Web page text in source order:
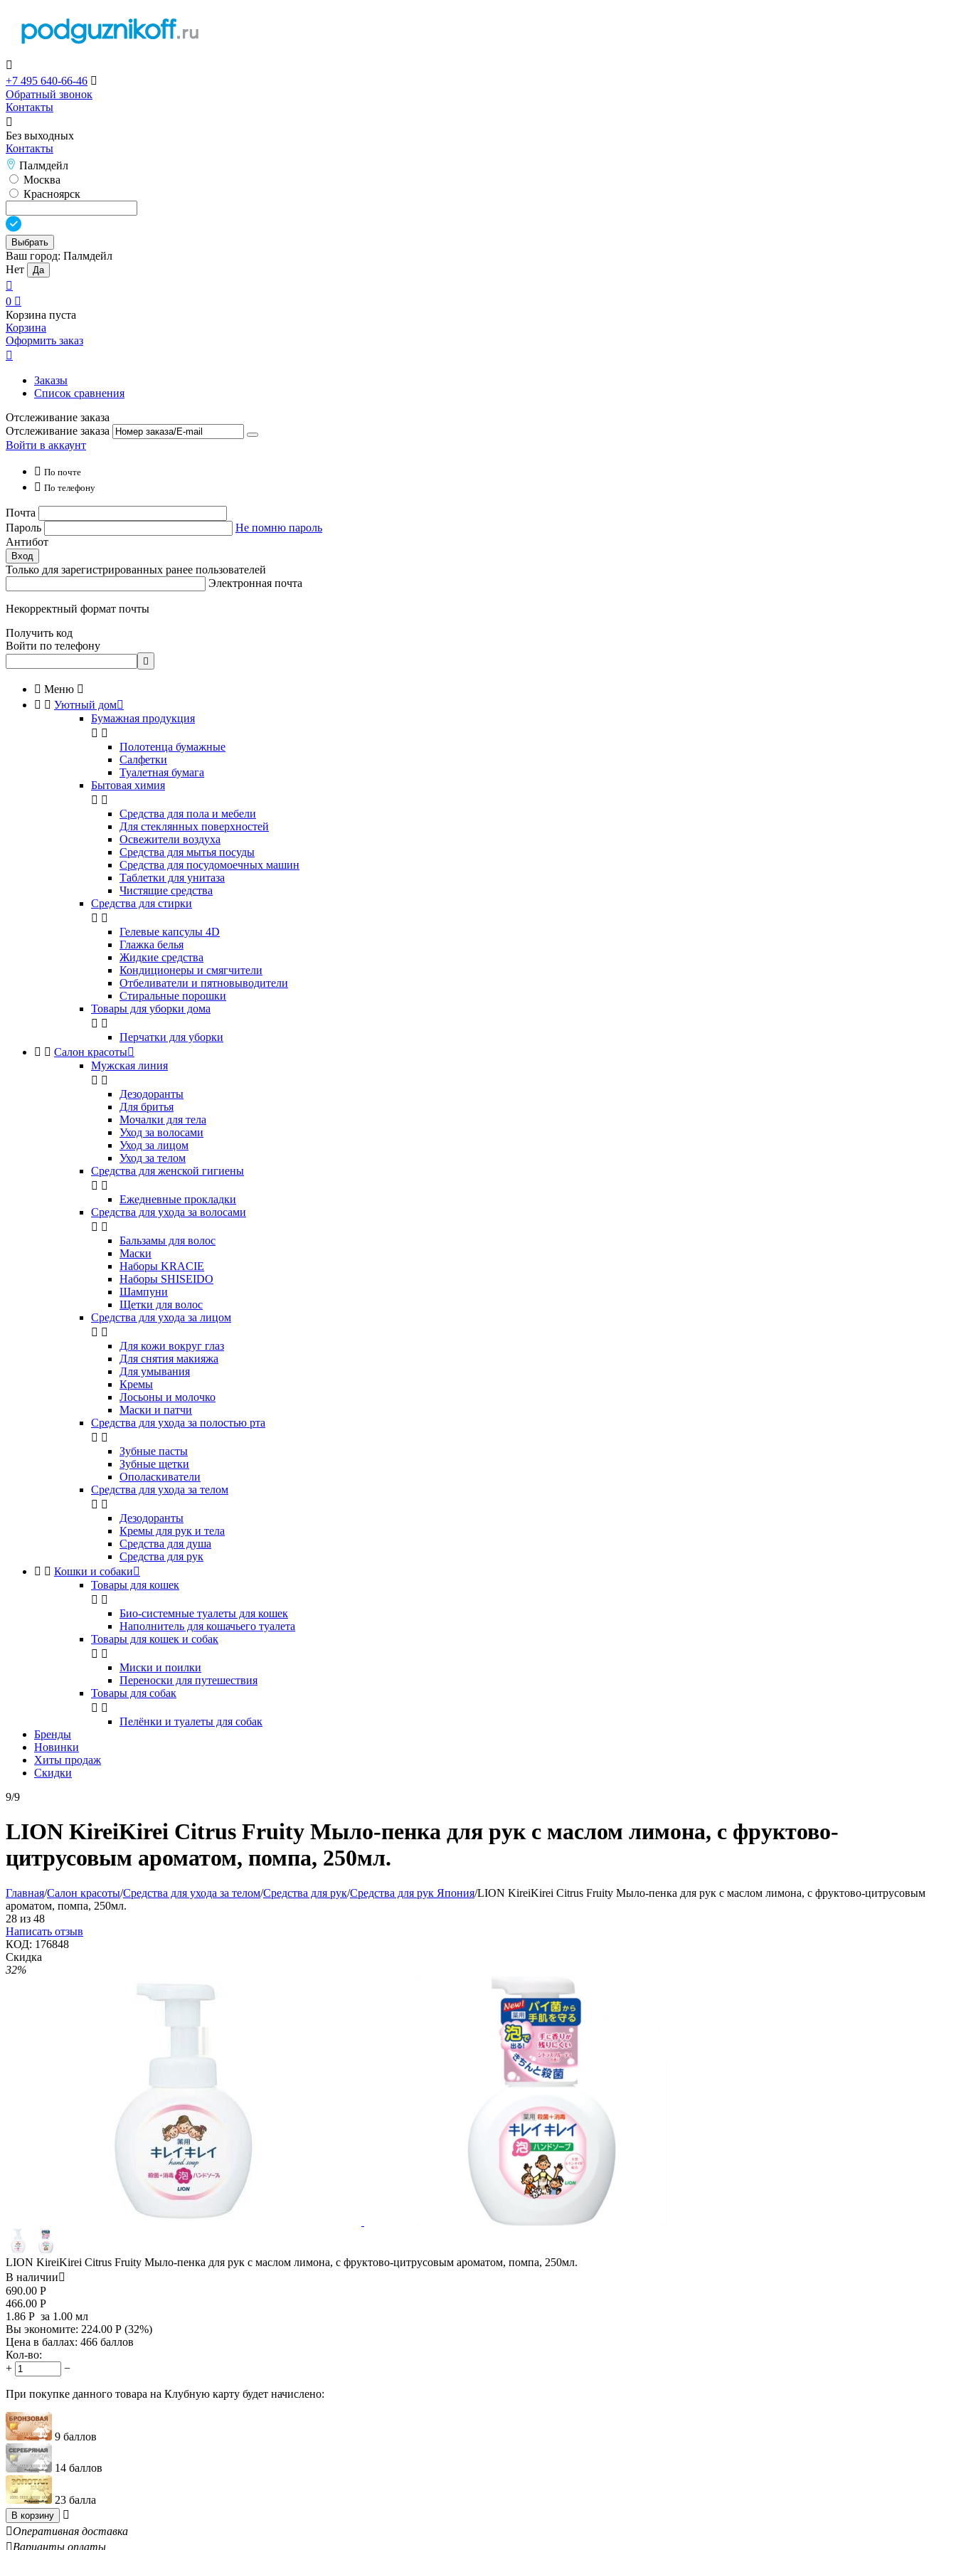

+7 495 640-66-46 
Обратный звонок
Контакты

Без выходных
Контакты
Палмдейл
Москва
Красноярск
Выбрать
Ваш город: Палмдейл
Нет
Да

0 
Корзина пуста
Корзина
Оформить заказ

Заказы
Список сравнения
Отслеживание заказа
Отслеживание заказа
Войти в аккаунт
 По почте
 По телефону
Почта
Пароль
Не помню пароль
Антибот
Вход
Только для зарегистрированных ранее пользователей
Электронная почта
Некорректный формат почты
Получить код
Войти по телефону

 Меню 
  Уютный дом
Бумажная продукция
 
Полотенца бумажные
Салфетки
Туалетная бумага
Бытовая химия
 
Cредства для пола и мебели
Для стеклянных поверхностей
Освежители воздуха
Средства для мытья посуды
Средства для посудомоечных машин
Таблетки для унитаза
Чистящие средства
Средства для стирки
 
Гелевые капсулы 4D
Глажка белья
Жидкие средства
Кондиционеры и смягчители
Отбеливатели и пятновыводители
Стиральные порошки
Товары для уборки дома
 
Перчатки для уборки
  Салон красоты
Мужская линия
 
Дезодоранты
Для бритья
Мочалки для тела
Уход за волосами
Уход за лицом
Уход за телом
Средства для женской гигиены
 
Ежедневные прокладки
Средства для ухода за волосами
 
Бальзамы для волос
Маски
Наборы KRACIE
Наборы SHISEIDO
Шампуни
Щетки для волос
Средства для ухода за лицом
 
Для кожи вокруг глаз
Для снятия макияжа
Для умывания
Кремы
Лосьоны и молочко
Маски и патчи
Средства для ухода за полостью рта
 
Зубные пасты
Зубные щетки
Ополаскиватели
Средства для ухода за телом
 
Дезодоранты
Кремы для рук и тела
Средства для душа
Средства для рук
  Кошки и собаки
Товары для кошек
 
Био-системные туалеты для кошек
Наполнитель для кошачьего туалета
Товары для кошек и собак
 
Миски и поилки
Переноски для путешествия
Товары для собак
 
Пелёнки и туалеты для собак
Бренды
Новинки
Хиты продаж
Скидки
9/9
LION KireiKirei Citrus Fruity Мыло-пенка для рук с маслом лимона, с фруктово-
цитрусовым ароматом, помпа, 250мл.
Главная/Салон красоты/Средства для ухода за телом/Средства для рук/Средства для рук Япония/LION KireiKirei Citrus Fruity Мыло-пенка для рук с маслом лимона, с фруктово-цитрусовым
ароматом, помпа, 250мл.
28 из 48
Написать отзыв
КОД: 176848
Скидка
32%
LION KireiKirei Citrus Fruity Мыло-пенка для рук с маслом лимона, с фруктово-цитрусовым ароматом, помпа, 250мл.
В наличии
690.00 Р
466.00 Р
1.86 Р за 1.00 мл
Вы экономите: 224.00 Р (32%)
Цена в баллах: 466 баллов
Кол-во:
+
−
При покупке данного товара на Клубную карту будет начислено:
9 баллов
14 баллов
23 балла
В корзину

Оперативная доставка
Варианты оплаты